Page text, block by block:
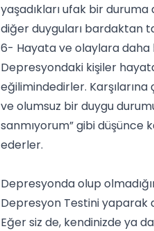
yaşadıkları ufak bir duruma
diğer duyguları bardaktan
6- Hayata ve olaylara daha
Depresyondaki kişiler
eğilimindedirler.
ve olumsuz bir duygu
sanmıyorum” gibi düşünce
ederler.
Depresyonda olup
Depresyon Testini yaparak
Eğer siz de, kendinizde ya